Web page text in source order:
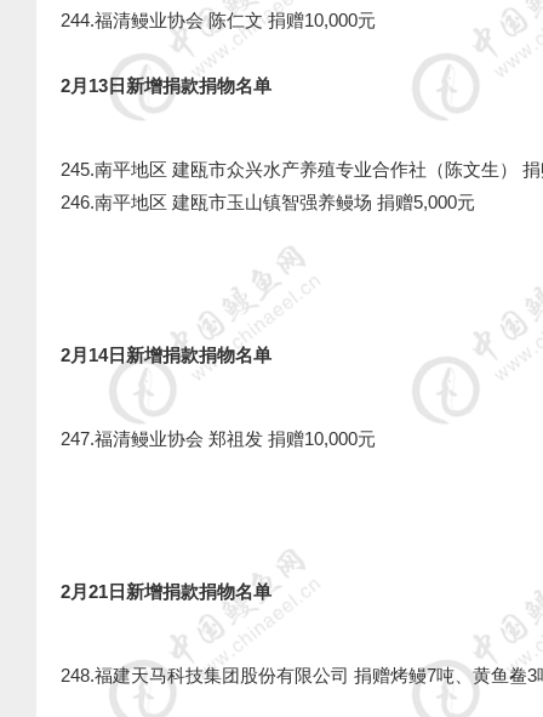
244.福清鳗业协会 陈仁文 捐赠10,000元
2月13日新增捐款捐物名单
245.南平地区 建瓯市众兴水产养殖专业合作社（陈文生）
246.南平地区 建瓯市玉山镇智强养鳗场 捐赠5,000元
2月14日新增捐款捐物名单
247.福清鳗业协会 郑祖发 捐赠10,000元
2月21日新增捐款捐物名单
248.福建天马科技集团股份有限公司 捐赠烤鳗7吨、黄鱼鲞3